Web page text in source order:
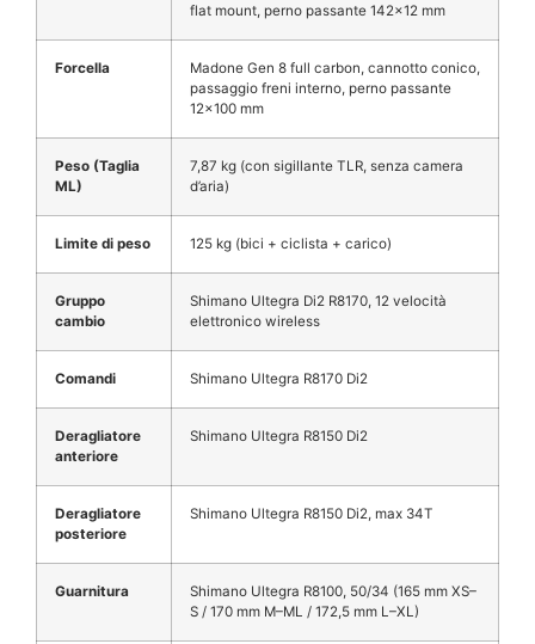
flat mount, perno passante 142×12 mm
Forcella
Madone Gen 8 full carbon, cannotto conico,
passaggio freni interno, perno passante
12×100 mm
Peso (Taglia
ML)
7,87 kg (con sigillante TLR, senza camera
d’aria)
Limite di peso 125 kg (bici + ciclista + carico)
Gruppo
cambio
Shimano Ultegra Di2 R8170, 12 velocità
elettronico wireless
Comandi Shimano Ultegra R8170 Di2
Deragliatore
anteriore
Shimano Ultegra R8150 Di2
Deragliatore
posteriore
Shimano Ultegra R8150 Di2, max 34T
Guarnitura
Shimano Ultegra R8100, 50/34 (165 mm XS–
S / 170 mm M–ML / 172,5 mm L–XL)